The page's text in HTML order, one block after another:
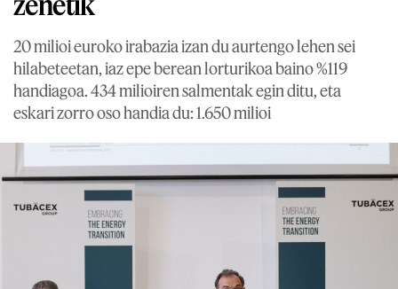
20 milioi euroko irabazia izan du aurtengo lehen sei
hilabeteetan, iaz epe berean lorturikoa baino %119
handiagoa. 434 milioiren salmentak egin ditu, eta
eskari zorro oso handia du: 1.650 milioi